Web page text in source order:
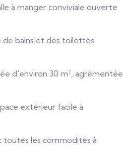
à manger conviviale ouverte
de bains et des toilettes
d'environ 30 m², agrémentée
extérieur facile à
les commodités à